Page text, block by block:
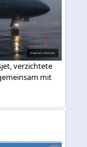
verzichtete
mit